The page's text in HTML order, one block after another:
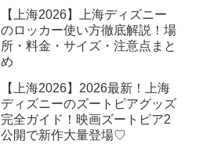
【上海2026】上海ディズニー
のロッカー使い方徹底解説！場
所・料金・サイズ・注意点まと
め
【上海2026】2026最新！上海
ディズニーのズートピアグッズ
完全ガイド！映画ズートピア2
公開で新作大量登場♡